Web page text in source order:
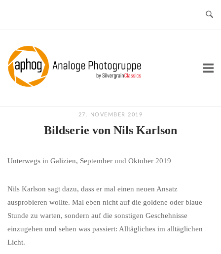
Home
27. NOVEMBER 2019
Bildserie von Nils Karlson
Unterwegs in Galizien, September und Oktober 2019
Nils Karlson sagt dazu, dass er mal einen neuen Ansatz
ausprobieren wollte. Mal eben nicht auf die goldene oder blaue
Stunde zu warten, sondern auf die sonstigen Geschehnisse
einzugehen und sehen was passiert: Alltägliches im alltäglichen
Licht.